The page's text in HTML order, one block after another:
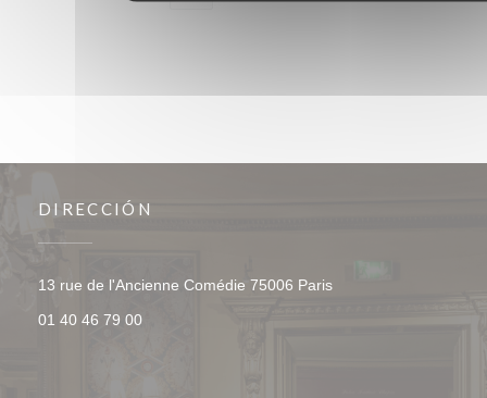
DIRECCIÓN
13 rue de l'Ancienne Comédie 75006 Paris((abre en una nueva
01 40 46 79 00